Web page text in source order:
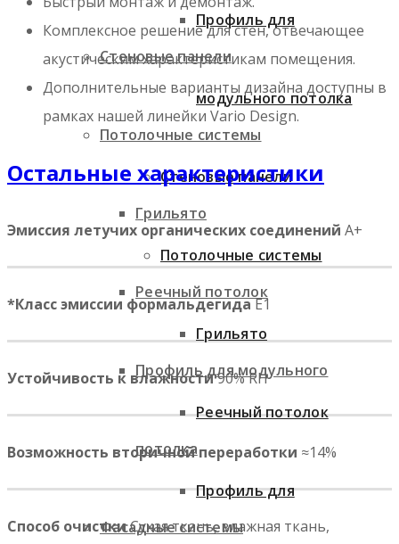
Стеновые панели
Потолочные системы
Грильято
Реечный потолок
Профиль для модульного
потолка
Фасадные системы
Профиль для
модульного потолка
Стеновые панели
Потолочные системы
Грильято
Реечный потолок
Профиль для
Комплексное решение для стен, отвечающее
акустическим характеристикам помещения.
Дополнительные варианты дизайна доступны в
рамках нашей линейки Vario Design.
Остальные характеристики
Эмиссия летучих органических соединений A+
*Класс эмиссии формальдегида⁣ E1
Устойчивость к влажности90% RH
Возможность вторичной переработки ≈14%
Способ очисткиСухая ткань, влажная ткань,